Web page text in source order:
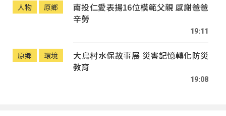
人物 原鄉
南投仁愛表揚16位模範父親 感謝爸爸
辛勞
19:11
原鄉 環境
大鳥村水保故事展 災害記憶轉化防災
教育
19:08